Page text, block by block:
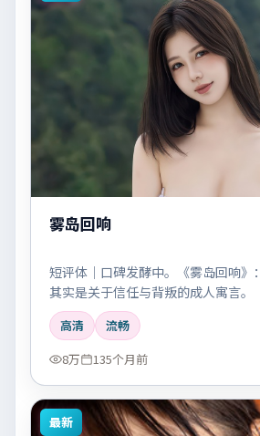
雾岛回响
短评体｜口碑发酵中。《雾岛回响》
其实是关于信任与背叛的成人寓言。
高清
流畅
8万
135个月前
最新